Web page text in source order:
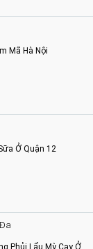
Mã Hà Nội
Ở Quận 12
Phủi Lẩu Mỳ Cay Ở